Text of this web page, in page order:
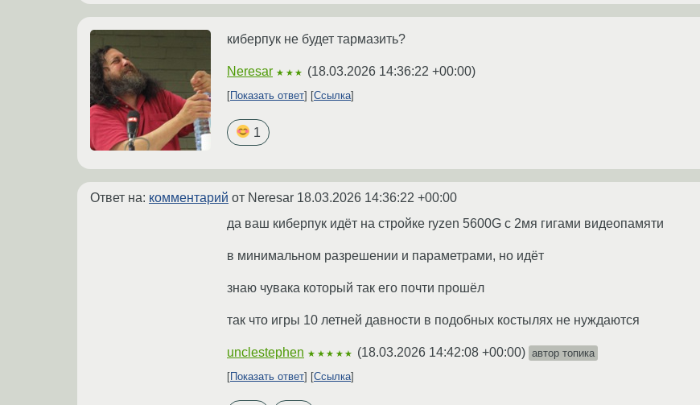
киберпук не будет тармазить?
Neresar ★★★ (18.03.2026 14:36:22 +00:00)
Показать ответ Ссылка
1
Ответ на: комментарий от Neresar 18.03.2026 14:36:22 +00:00
да ваш киберпук идёт на стройке ryzen 5600G с 2мя гигами видеопамяти
в минимальном разрешении и параметрами, но идёт
знаю чувака который так его почти прошёл
так что игры 10 летней давности в подобных костылях не нуждаются
unclestephen ★★★★★ (18.03.2026 14:42:08 +00:00) автор топика
Показать ответ
Ссылка